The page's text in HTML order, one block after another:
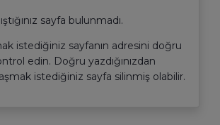
sayfa bulunmadı.
istediğiniz sayfanın adresini doğru
edin. Doğru yazdığınızdan
istediğiniz sayfa silinmiş olabilir.